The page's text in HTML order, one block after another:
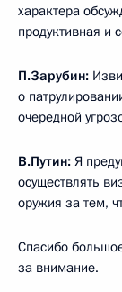
характера
продуктивная и
П.Зарубин:
о
очередной
В.Путин: Я
осуществлять
оружия за тем,
Спасибо
за внимание.